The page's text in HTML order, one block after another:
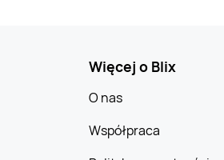
Więcej o Blix
O nas
Współpraca